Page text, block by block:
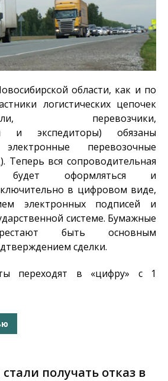
области, как и по
логистических цепочек
перевозчики,
и экспедиторы) обязаны
перевозочные
Теперь вся сопроводительная
будет оформляться и
в цифровом виде,
электронных подписей и
системе. Бумажные
быть основным
сделки.
переходят в «цифру» с 1
получать отказ в